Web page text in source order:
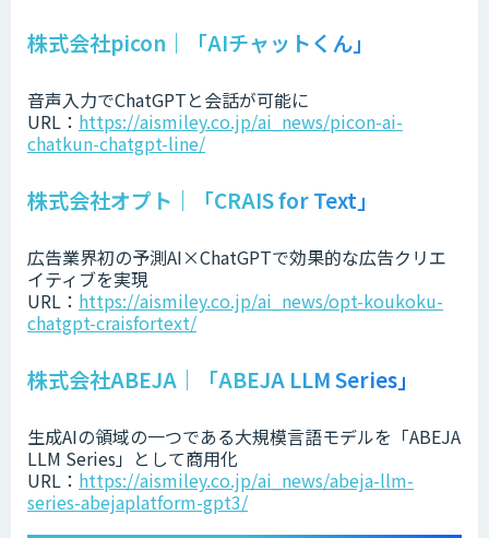
株式会社picon｜「AIチャットくん」
音声入力でChatGPTと会話が可能に
URL： https://aismiley.co.jp/ai_news/picon-ai-
chatkun-chatgpt-line/
株式会社オプト｜「CRAIS for Text」
広告業界初の予測AI×ChatGPTで効果的な広告クリエ
イティブを実現
URL： https://aismiley.co.jp/ai_news/opt-koukoku-
chatgpt-craisfortext/
株式会社ABEJA｜「ABEJA LLM Series」
生成AIの領域の一つである大規模言語モデルを「ABEJA
LLM Series」として商用化
URL： https://aismiley.co.jp/ai_news/abeja-llm-
series-abejaplatform-gpt3/